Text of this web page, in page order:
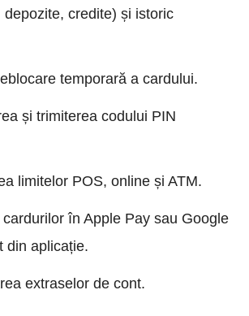
depozite, credite) și istoric
temporară a cardului.
și trimiterea codului PIN
limitelor POS, online și ATM.
în Apple Pay sau Google
din aplicație.
extraselor de cont.